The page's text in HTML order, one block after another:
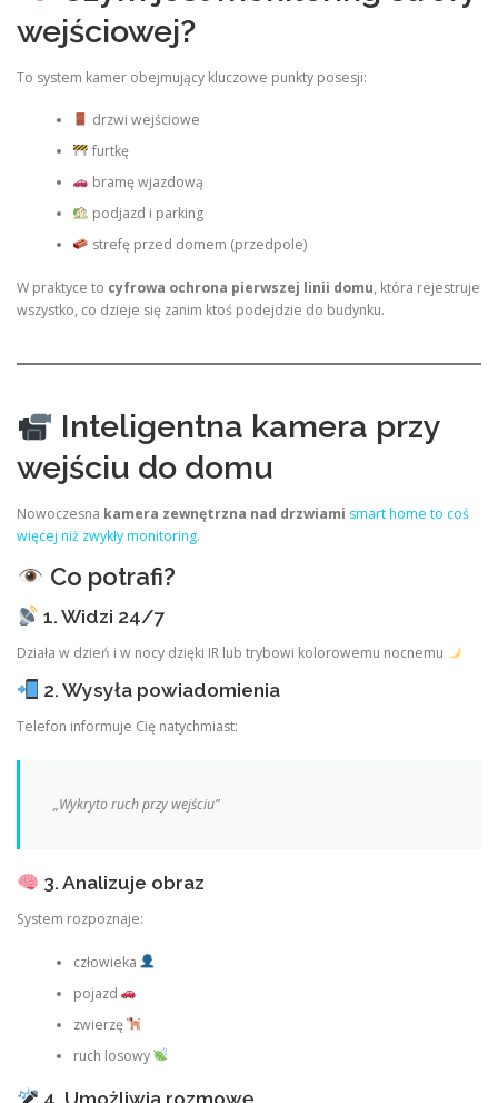
wejściowej?
To system kamer obejmujący kluczowe punkty posesji:
drzwi wejściowe
furtkę
bramę wjazdową
podjazd i parking
strefę przed domem (przedpole)
W praktyce to cyfrowa ochrona pierwszej linii domu, która rejestruje
wszystko, co dzieje się zanim ktoś podejdzie do budynku.
Inteligentna kamera przy
wejściu do domu
Nowoczesna kamera zewnętrzna nad drzwiami smart home to coś
więcej niż zwykły monitoring.
Co potrafi?
1. Widzi 24/7
Działa w dzień i w nocy dzięki IR lub trybowi kolorowemu nocnemu
2. Wysyła powiadomienia
Telefon informuje Cię natychmiast:
„Wykryto ruch przy wejściu”
3. Analizuje obraz
System rozpoznaje:
człowieka
pojazd
zwierzę
ruch losowy
4. Umożliwia rozmowę